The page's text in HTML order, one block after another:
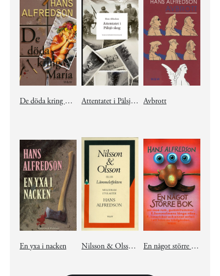
De döda kring Maria Attentatet i Pålsjö skog Avbrott
En yxa i nacken Nilsson & Olsson eller Lämmeleffekten En något större bok